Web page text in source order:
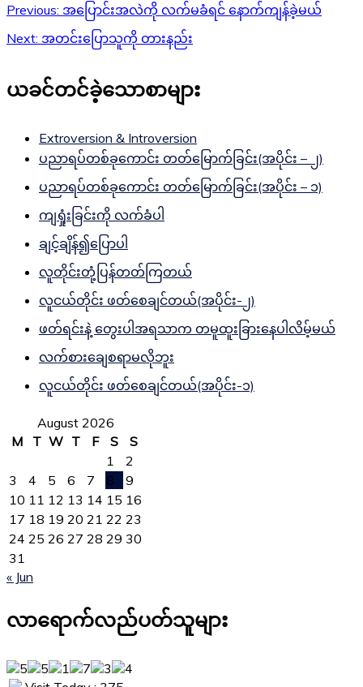
Previous: အပြောင်းအလဲကို လက်မခံရင် နောက်ကျန်ခဲ့မယ်
Next: အတင်းပြောသူကို တားနည်း
ယခင်တင်ခဲ့သောစာများ
Extroversion & Introversion
ပညာရပ်တစ်ခုကောင်း တတ်မြောက်ခြင်း(အပိုင်း – ၂)
ပညာရပ်တစ်ခုကောင်း တတ်မြောက်ခြင်း(အပိုင်း – ၁)
ကျရှုံးခြင်းကို လက်ခံပါ
ချင့်ချိန်၍ပြောပါ
လူတိုင်းတုံ့ပြန်တတ်ကြတယ်
လူငယ်တိုင်း ဖတ်စေချင်တယ်(အပိုင်း-၂)
ဖတ်ရင်းနဲ့ တွေးပါအရသာက တမူထူးခြားနေပါလိမ့်မယ်
လက်စားချေစရာမလိုဘူး
လူငယ်တိုင်း ဖတ်စေချင်တယ်(အပိုင်း-၁)
August 2026
M
T W T F S
S
1
2
3
4 5 6 7 8
9
10 11 12 13 14 15 16
17 18 19 20 21 22 23
24 25 26 27 28 29 30
31
« Jun
လာရောက်လည်ပတ်သူများ